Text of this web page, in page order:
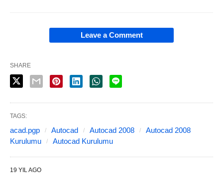
Leave a Comment
SHARE
TAGS:
acad.pgp Autocad Autocad 2008
Autocad 2008
Kurulumu
Autocad Kurulumu
19 YIL AGO